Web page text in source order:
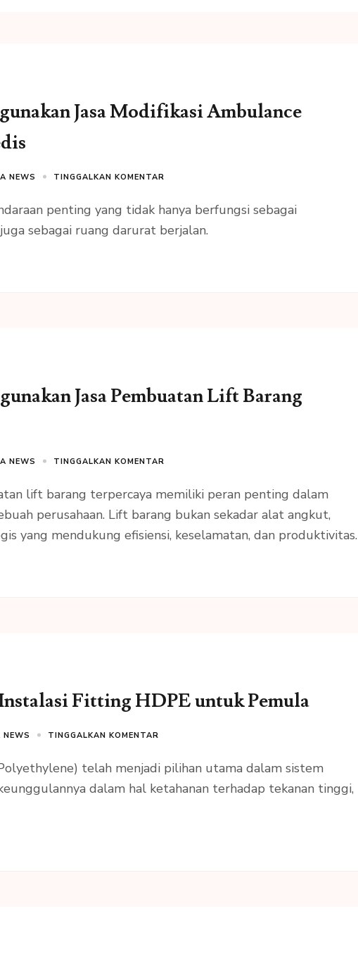
Jasa Modifikasi Ambulance
NEWS TINGGALKAN KOMENTAR
penting yang tidak hanya berfungsi sebagai
sebagai ruang darurat berjalan.
Jasa Pembuatan Lift Barang
NEWS TINGGALKAN KOMENTAR
lift barang terpercaya memiliki peran penting dalam
perusahaan. Lift barang bukan sekadar alat angkut,
yang mendukung efisiensi, keselamatan, dan produktivitas.
Fitting HDPE untuk Pemula
NEWS TINGGALKAN KOMENTAR
telah menjadi pilihan utama dalam sistem
dalam hal ketahanan terhadap tekanan tinggi,